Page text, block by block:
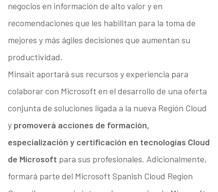
negocios en información de alto valor y en
recomendaciones que les habilitan para la toma de
mejores y más ágiles decisiones que aumentan su
productividad.
Minsait aportará sus recursos y experiencia para
colaborar con Microsoft en el desarrollo de una oferta
conjunta de soluciones ligada a la nueva Región Cloud
y promoverá acciones de formación,
especialización y certificación en tecnologías Cloud
de Microsoft para sus profesionales. Adicionalmente,
formará parte del Microsoft Spanish Cloud Region